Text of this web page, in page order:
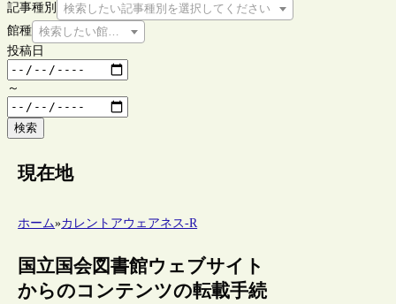
記事種別
検索したい記事種別を選択してください
館種 検索したい館種を選択してください
投稿日
～
検索
現在地
ホーム»カレントアウェアネス-R
国立国会図書館ウェブサイト
からのコンテンツの転載手続